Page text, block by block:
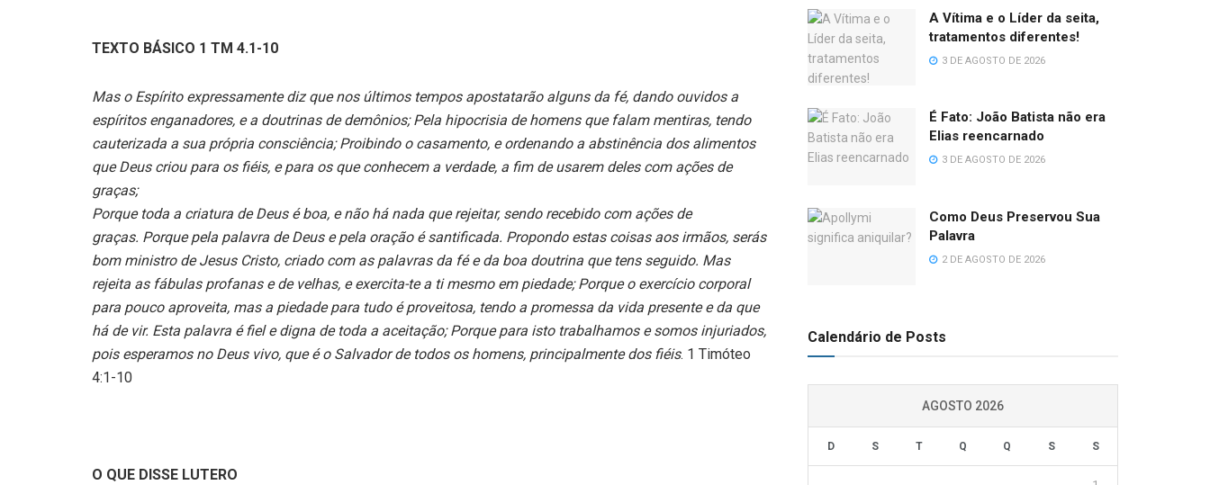
TEXTO BÁSICO 1 TM 4.1-10
Mas o Espírito expressamente diz que nos últimos tempos apostatarão alguns da fé, dando ouvidos a
espíritos enganadores, e a doutrinas de demônios; Pela hipocrisia de homens que falam mentiras, tendo
cauterizada a sua própria consciência; Proibindo o casamento, e ordenando a abstinência dos alimentos
que Deus criou para os fiéis, e para os que conhecem a verdade, a fim de usarem deles com ações de
graças;
Porque toda a criatura de Deus é boa, e não há nada que rejeitar, sendo recebido com ações de
graças. Porque pela palavra de Deus e pela oração é santificada. Propondo estas coisas aos irmãos, serás
bom ministro de Jesus Cristo, criado com as palavras da fé e da boa doutrina que tens seguido. Mas
rejeita as fábulas profanas e de velhas, e exercita-te a ti mesmo em piedade; Porque o exercício corporal
para pouco aproveita, mas a piedade para tudo é proveitosa, tendo a promessa da vida presente e da que
há de vir. Esta palavra é fiel e digna de toda a aceitação; Porque para isto trabalhamos e somos injuriados,
pois esperamos no Deus vivo, que é o Salvador de todos os homens, principalmente dos fiéis. 1 Timóteo
4:1-10
O QUE DISSE LUTERO
A Vítima e o Líder da seita,
tratamentos diferentes!
3 DE AGOSTO DE 2026
É Fato: João Batista não era
Elias reencarnado
3 DE AGOSTO DE 2026
Como Deus Preservou Sua
Palavra
2 DE AGOSTO DE 2026
Calendário de Posts
AGOSTO 2026
D S T Q Q S S